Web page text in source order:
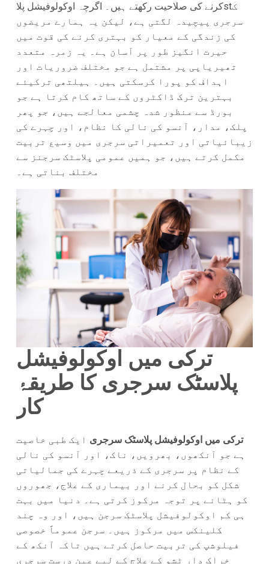
کرنے کی صلاحیت رکھتے ہیں۔ اگرچہ اوکولوفیشل پلاstک
سرجری پیچیدہ لگتی ہے، لیکن یہ ہمارے مریضوں
کی زندگی کے معیار کو بہتری کرنے کی قوت میں
حیرت انگیز طور پر آسان ہے۔ یہ زمرہ متعدد
تھیریاپی پر مشتمل ہے جو مختلف ضروریات اور
اہداف کو پورا کرسکتی ہیں۔ ہیلتھی ترکیئے
بہترین ترک ڈاکٹروں کے ساتھ کام کرتا ہے جو
بورڈ سے منظور شدہ چشمی معالجے ہیں، جو پھر
پلک، مدار، آنسو کی نالی کا نظام، اور چہرے کی
زیبائیاتی اور تعمیراتی سرجری میں وسیع تربیت
مکمل کرتے ہیں، جو ہمیں عمومی پلاسٹک سرجنز سے
مختلف بناتی ہے۔
ترکی میں اوکولوفیشل
پلاسٹک سرجری کا طریقۂ
کار
ترکی میں اوکولوفیشل پلاسٹک سرجری ایک طبی خاصیت
ہے جو آنکھوں، بھرویں، ناک، اور آنسو کی نالی
کے نظام پر سرجری کے ذریعے چہرے کی جمالیاتی
شکل کو بحال کرنے اور بیماری کے علاج، جھوروں
کو ہٹانے پر توجہ مرکوز کرتی ہے۔ دنیا میں بہت
ہی کم اوکولوفیشل پلاسٹک سرجن ہیں، اور وہ چند
کلینکس میں مرکوز ہیں۔ سرجن عموماً خصوصی
فیلوشپ کی تربیت حاصل کرتے ہیں تاکہ آنکھ کے
خراک دار ٹشو کے علاج کے لیے عین درست سرجری